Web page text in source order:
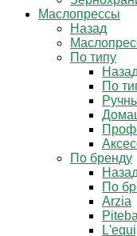
Маслопрессы
Назад
По типу
Назад
По
По бренду
Назад
По
Arzia
Piteba